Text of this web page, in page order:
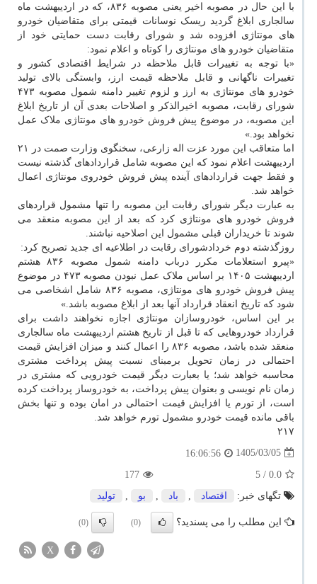
با این حال در مصوبه اخیر یعنی مصوبه ۸۳۶، که در اردیبهشت ماه
سالجاری ابلاغ گردید ریسک نوسانات قیمتی برای متقاضیان خودرو
های مونتاژی افزوده شد و شورای رقابت دست حمایتی خود از
متقاضیان خودرو های مونتاژی را کوتاه و اعلام نمود:
«با توجه به تغییرات قابل ملاحظه در شرایط اقتصادی کشور و
تغییرات ناگهانی و قابل ملاحظه قیمت ارز، وابستگی بالای تولید
خودرو های مونتاژی به ارز و لزوم تغییر دامنه شمول مصوبه ۴۷۳
شورای رقابت، مصوبه اخیرالذکر و اصلاحات بعدی آن از تاریخ ابلاغ
این مصوبه، در موضوع پیش فروش خودرو های مونتاژی ملاک عمل
نخواهد بود.»
اما متعاقب این مورد عزت اله زارعی، سخنگوی وزارت صمت در ۲۱
اردیبهشت اعلام نمود که این مصوبه شامل قراردادهای گذشته نیست
و فقط جهت قراردادهای آینده پیش فروش خودروی مونتاژی اعمال
خواهد شد.
به عبارت دیگر شورای رقابت این مصوبه را تنها مشمول قراردهای
فروش خودرو های مونتاژی کرد که بعد از این مصوبه منعقد می
شوند تا خریداران قبلی مشمول این اصلاحیه نباشند.
روزگذشته دوم خردادشورای رقابت در اطلاعیه ای جدید تصریح کرد:
«پیرو استعلامات مکرر درباب دامنه شمول مصوبه ۸۳۶ هشتم
اردیبهشت ۱۴۰۵ بر اساس ملاک عمل نبودن مصوبه ۴۷۳ در موضوع
پیش فروش خودرو های مونتاژی، مصوبه ۸۳۶ شامل اشخاصی می
شود که تاریخ انعقاد قرارداد آنها بعد از ابلاغ مصوبه باشد.»
بر این اساس، خودروسازان مونتاژی اجازه نخواهند داشت برای
قرارداد خودروهایی که تا قبل از تاریخ هشتم اردیبهشت ماه سالجاری
منعقد شده باشد، مصوبه ۸۳۶ را اعمال کنند و میزان افزایش قیمت
احتمالی در زمان تحویل برمبنای نسبت پیش پرداخت مشتری
محاسبه خواهد شد؛ یا بعبارت دیگر قیمت خودرویی که مشتری در
زمان نام نویسی و بعنوان پیش پرداخت، به خودروساز پرداخت کرده
است، از تورم یا افزایش قیمت احتمالی در امان بوده و تنها بخش
باقی مانده قیمت خودرو مشمول تورم خواهد شد.
۲۱۷
1405/03/05
16:06:56
0.0
/ 5
177
تگهای خبر:
اقتصاد باد بو تولید
این مطلب را می پسندید؟ (0)
(0)
X